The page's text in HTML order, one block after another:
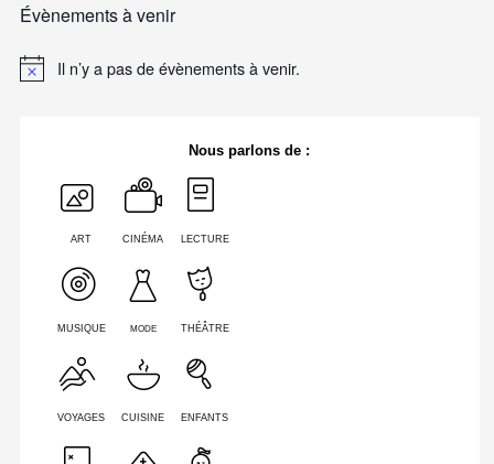
Évènements à venir
Il n’y a pas de évènements à venir.
Nous parlons de :
ART CINÉMA LECTURE
MUSIQUE MODE THÉÂTRE
VOYAGES CUISINE ENFANTS